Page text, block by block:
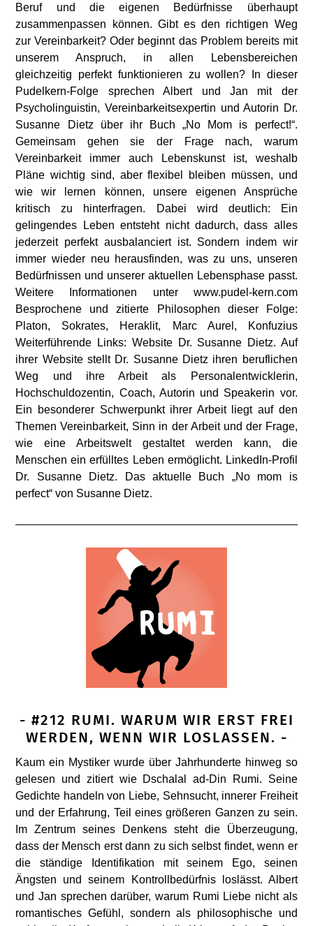
Beruf und die eigenen Bedürfnisse überhaupt
zusammenpassen können. Gibt es den richtigen Weg
zur Vereinbarkeit? Oder beginnt das Problem bereits mit
unserem Anspruch, in allen Lebensbereichen
gleichzeitig perfekt funktionieren zu wollen? In dieser
Pudelkern-Folge sprechen Albert und Jan mit der
Psycholinguistin, Vereinbarkeitsexpertin und Autorin Dr.
Susanne Dietz über ihr Buch „No Mom is perfect!“.
Gemeinsam gehen sie der Frage nach, warum
Vereinbarkeit immer auch Lebenskunst ist, weshalb
Pläne wichtig sind, aber flexibel bleiben müssen, und
wie wir lernen können, unsere eigenen Ansprüche
kritisch zu hinterfragen. Dabei wird deutlich: Ein
gelingendes Leben entsteht nicht dadurch, dass alles
jederzeit perfekt ausbalanciert ist. Sondern indem wir
immer wieder neu herausfinden, was zu uns, unseren
Bedürfnissen und unserer aktuellen Lebensphase passt.
Weitere Informationen unter www.pudel-kern.com
Besprochene und zitierte Philosophen dieser Folge:
Platon, Sokrates, Heraklit, Marc Aurel, Konfuzius
Weiterführende Links: Website Dr. Susanne Dietz. Auf
ihrer Website stellt Dr. Susanne Dietz ihren beruflichen
Weg und ihre Arbeit als Personalentwicklerin,
Hochschuldozentin, Coach, Autorin und Speakerin vor.
Ein besonderer Schwerpunkt ihrer Arbeit liegt auf den
Themen Vereinbarkeit, Sinn in der Arbeit und der Frage,
wie eine Arbeitswelt gestaltet werden kann, die
Menschen ein erfülltes Leben ermöglicht. LinkedIn-Profil
Dr. Susanne Dietz. Das aktuelle Buch „No mom is
perfect“ von Susanne Dietz.
- #212 RUMI. WARUM WIR ERST FREI
WERDEN, WENN WIR LOSLASSEN. -
Kaum ein Mystiker wurde über Jahrhunderte hinweg so
gelesen und zitiert wie Dschalal ad-Din Rumi. Seine
Gedichte handeln von Liebe, Sehnsucht, innerer Freiheit
und der Erfahrung, Teil eines größeren Ganzen zu sein.
Im Zentrum seines Denkens steht die Überzeugung,
dass der Mensch erst dann zu sich selbst findet, wenn er
die ständige Identifikation mit seinem Ego, seinen
Ängsten und seinem Kontrollbedürfnis loslässt. Albert
und Jan sprechen darüber, warum Rumi Liebe nicht als
romantisches Gefühl, sondern als philosophische und